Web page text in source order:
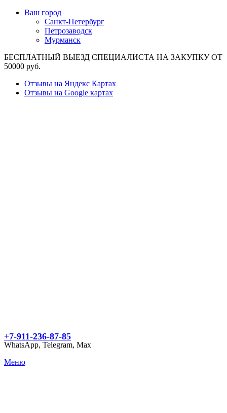
Ваш город
Санкт-Петербург
Петрозаводск
Мурманск
БЕСПЛАТНЫЙ ВЫЕЗД СПЕЦИАЛИСТА НА ЗАКУПКУ ОТ
50000 руб.
Отзывы на Яндекс Картах
Отзывы на Google картах
+7-911-236-87-85
WhatsApp, Telegram, Max
Меню